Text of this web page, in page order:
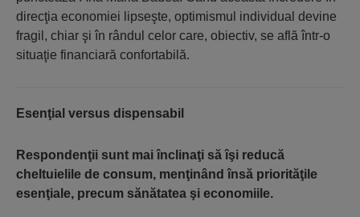
direcţia economiei lipseşte, optimismul individual devine
fragil, chiar şi în rândul celor care, obiectiv, se află într-o
situaţie financiară confortabilă.
Esenţial versus dispensabil
Respondenţii sunt mai înclinaţi să îşi reducă
cheltuielile de consum, menţinând însă priorităţile
esenţiale, precum sănătatea şi economiile.